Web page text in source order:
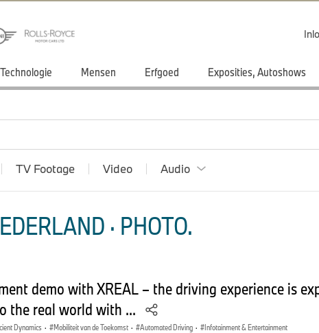
Technologie Mensen Erfgoed Exposities, Autoshows
TV Footage Video Audio
· PHOTO.
demo with XREAL – the driving experience is
the real world with ...
Dynamics · Mobiliteit van de Toekomst · Automated Driving · Infotainment & Entertainment